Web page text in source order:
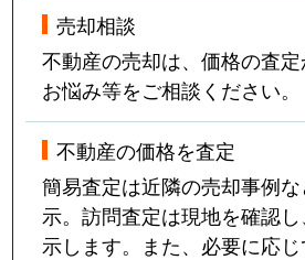
売却相談
不動産の売却は、価格の査定
お悩み等をご相談ください。
不動産の価格を査定
簡易査定は近隣の売却事例
示。訪問査定は現地を確認
示します。また、必要に応